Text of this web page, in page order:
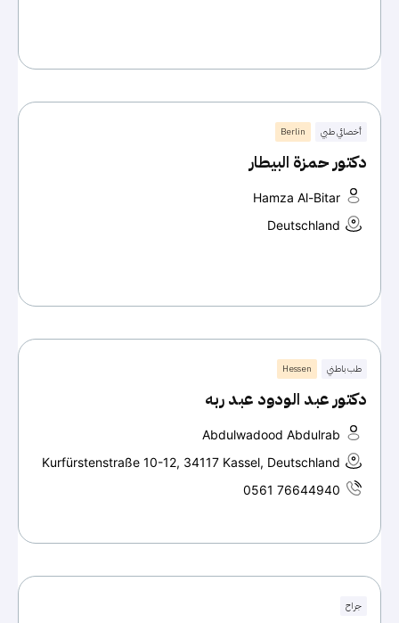
أخصائي طبي Berlin
دكتور حمزة البيطار
Hamza Al-Bitar
Deutschland
طب باطني Hessen
دكتور عبد الودود عبد ربه
Abdulwadood Abdulrab
Kurfürstenstraße 10-12, 34117 Kassel, Deutschland
0561 76644940
جراح